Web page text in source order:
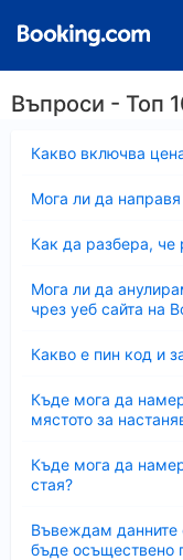
Въпроси - Топ
Какво включва
Мога ли да
Как да разбера, че
Мога ли да
чрез уеб сайта на
Какво е пин код и
Къде мога да
мястото за
Къде мога да
стая?
Въвеждам данните
бъде осъществено